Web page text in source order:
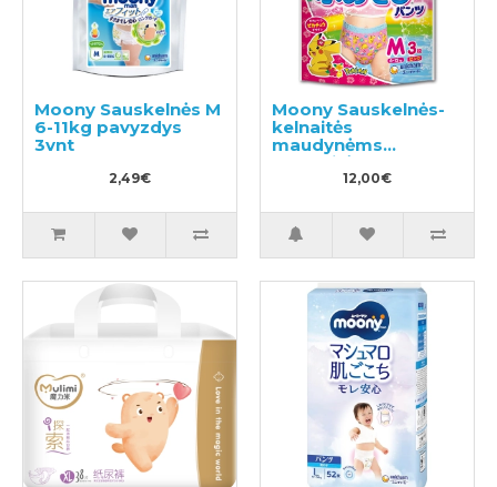
Moony Sauskelnės M
6-11kg pavyzdys
3vnt
2,49€
Moony Sauskelnės-
kelnaitės
maudynėms
mergaitėms PM 6-
12kg 3vnt12,00€